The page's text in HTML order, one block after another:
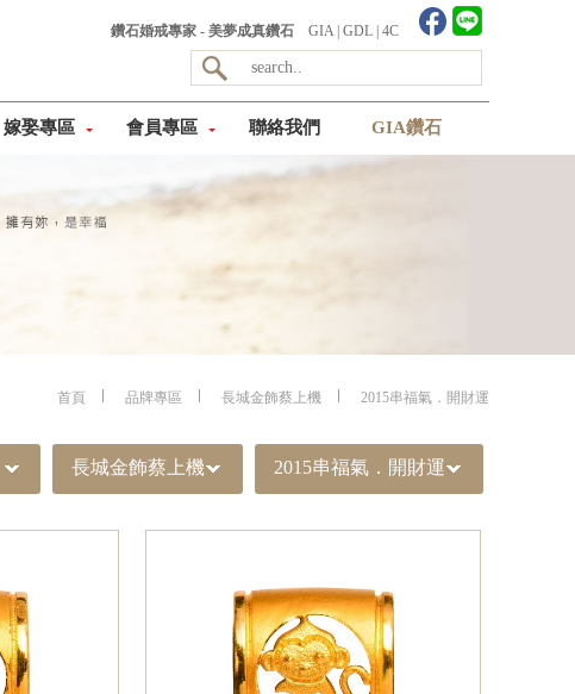
鑽石婚戒專家 - 美夢成真鑽石 GIA| GDL| 4C
嫁娶專區 會員專區 聯絡我們 GIA鑽石
首頁 品牌專區 長城金飾蔡上機 2015串福氣．開財運
長城金飾蔡上機 2015串福氣．開財運